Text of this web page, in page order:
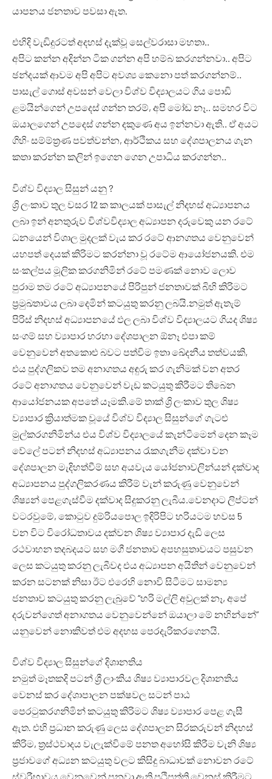
යාපනය ජනතාව පවසා ඇත.
එහිදි වැඩිදුරටත් අදහස් දැක්වූ සෙල්වරාසා මහතා..
අපිට කන්න අදින්න ටික ගන්න අපි හම්බ කරගන්නවා.. අපිට
ඡන්දයක් ආවම අපි අපිට අවශ්‍ය කෙනො පත් කරගන්නම්..
පාසැල් ගොස් අවසන් වෙලා විශ්ව විද්‍යාලයට ගිය පොඩි
ළමයින්ගෙන් උපදෙස් ගන්න තරම්, අපි මෝඩ නෑ.. සමහර විට
ඔයාලගෙන් උපදෙස් ගන්න දකුණෙ අය ඉන්නවා ඇති.. ඒ අයට
ගිහිං සම්ම්ත්‍රණ පවත්වන්න, ආර්ථිකය සහ දේශපාලනය ගැන
කතා කරන්න කලින් ඉගෙන ගෙන උපාධිය කරගන්න..
විශ්ව විද්‍යාල සිසුන් යනු ?
ශ්‍රි ලංකාව තුල වසර 12 ක කාලයක් පාසැල් නිදහස් අධ්‍යාපනය
ලබා ඉන් අනතුරුව විශ්වවිද්‍යාල අධ්‍යාපන දරුවෙකු යන රටේ
ධනයෙන් විශාල මුදලක් වැය කර රටේ ආනගතය වෙනුවෙන්
යහපත් දෙයක් කිරිමට කරන්නා වූ රටේම ආයෝජනයකි. එම
සංකල්පය මූලික කරගනිමින් රටේ පමණක් නොව ලොව
පුරාම තම රටේ අධ්‍යාපනයේ පිරිපුන් ජනතාවක් බිහි කිරිමට
ප්‍රමුඛතාවය ලබා දෙමින් කටයුතු කරනු ලබයි.නමුත් ඇතැම්
පිරිස් නිදහස් අධ්‍යාපනයේ ඵල ලබා විශ්ව විද්‍යාලයට ගියද ශිෂ්‍ය
සංගම් සහ ව්‍යාපාර හරහා දේශපාලන ඕනෑ එපා කම්
වෙනුවෙන් අතකොළු බවට පත්විම ඉතා ඛේදනීය තත්වයකි,
එය පුද්ගලිකව තම අනාගතය අඳුරු කර ගැනිමක් වන අතර
රටේ අනාගතය වෙනුවෙන් වැඩ කටයුතු කිරීමට තිබෙන
ආයෝජනයක අපතේ යෑමකි.මේ තාක් ශ්‍රි ලංකාව තුල ශිෂ්‍ය
ව්‍යාපාර ක්‍රියාත්මක වූයේ විශ්ව විද්‍යාල සිසුන්ගේ ගැටළු
මුල්කරගනිමින්ය එය විශ්ව විද්‍යාලයේ කැන්ටිමෙන් දෙන කෑම
වේලේ පටන් නිදහස් අධ්‍යාපනය රැකගැනීම දක්වා වන
දේශපාලන මැදිහත්වීම් සහ අයවැය යෝජනාවලින්යන් දක්වාද
අධ්‍යාපනය පුද්ගලිකරණය කිරීම් වැන් කරුණු වෙනුවෙන්
ශිෂ්‍යන් පෙළගැස්වීම දක්වාද සිදුකරනු ලැබීය.වෙනදාට ලිප්ටන්
වටරවුමේ, කොටුව දුම්රියපොල ඉදිරිපිට හරියටම හවස 5
වන විට විරෝධතාවය දක්වන ශිෂ්‍ය ව්‍යාපාර දැඩි ලෙස
රථවාහන තදබදයට සහ මගී ජනතාව අපහසුතාවයට පසුවන
ලෙස කටයුතු කරනු ලැබීවද එය අධ්‍යාපන අයිතින් වෙනුවෙන්
කරන සටනක් නිසා ඊට එරෙහි නොවි සිටීමට සාමන්‍ය
ජනතාව කටයුතු කරනු ලැබුවේ “හරි මල්ලි අවුලක් නෑ, අපේ
දරුවන්ගෙත් අනාගතය වෙනුවෙන්නේ ඔයාලා මේ නහින්නේ”
යනුවෙන් නොකිවත් එම අදහස පෙරදැරිකරගෙනයි.
විශ්ව විද්‍යාල සිසුන්ගේ දිශානතිය
නමුත් මෑතකදි පටන් ශ්‍රී ලාංකිය ශිෂ්‍ය ව්‍යාපාරවල දිශානතිය
වෙනස් කර දේශාපාලන පක්ෂවල සටන් පාඨ
පෙරටුකරගනිමින් කටයුතු කිරිමට ශිෂ්‍ය ව්‍යාපාර පෙළ ගැසී
ඇත. එහි ප්‍රධාන කරුණු ලෙස දේශපාලන සිරකරුවන් නිදහස්
කිරිම, ත්‍රස්ථවාදය වැලැක්විමේ පනත අහෝසි කිරීම වැනි ශිෂ්‍ය
ප්‍රජාවගේ අධ්‍යන කටයුතු වලට කිසිදු බාධාවක් නොවන රටේ
ස්වරීභාවය වෙනුවෙන් පනවා ඇති ප්‍රථිපත්ති වෙනස් කිරීමට